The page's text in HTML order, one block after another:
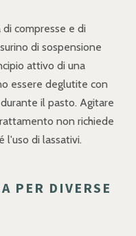
compresse e di
di sospensione
attivo di una
essere deglutite con
il pasto. Agitare
non richiede
l'uso di lassativi.
PER DIVERSE